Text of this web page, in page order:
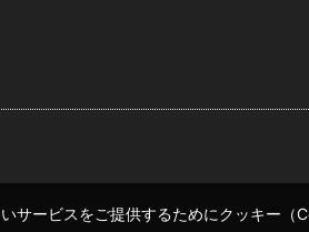
サービスをご提供するためにクッキー